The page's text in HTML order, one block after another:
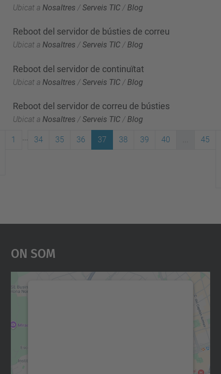
Ubicat a Nosaltres /Serveis TIC / Blog
Reboot del servidor de bústies de correu
Ubicat a Nosaltres /Serveis TIC /Blog
Reboot del servidor de continuïtat
Ubicat a Nosaltres /Serveis TIC / Blog
Reboot del servidor de correu de bústies
Ubicat a Nosaltres /Serveis TIC /Blog
1 34 35 36 37 38 39 40 ... 45
On Som